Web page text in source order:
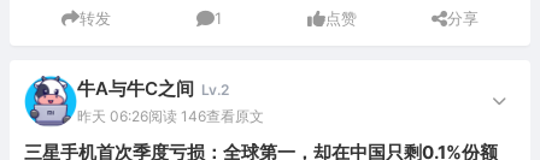
转发 1 点赞 分享
牛A与牛C之间 Lv.2
昨天 06:26阅读 146查看原文
三星手机首次季度亏损：全球第一，却在中国只剩0.1%份额